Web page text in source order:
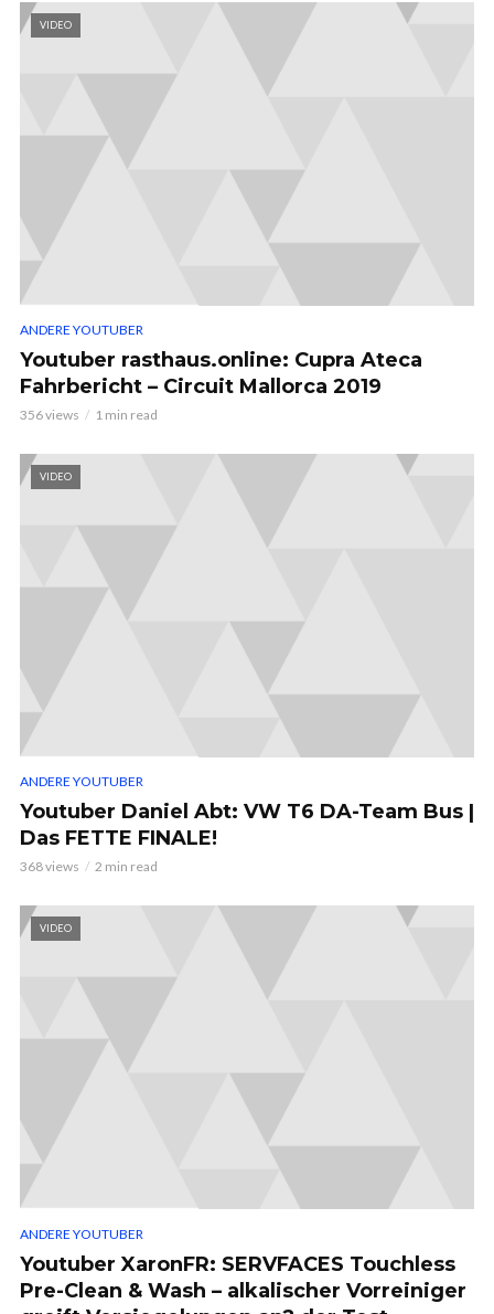
VIDEO
ANDERE YOUTUBER
Youtuber rasthaus.online: Cupra Ateca
Fahrbericht – Circuit Mallorca 2019
356 views 1 min read
VIDEO
ANDERE YOUTUBER
Youtuber Daniel Abt: VW T6 DA-Team Bus |
Das FETTE FINALE!
368 views 2 min read
VIDEO
ANDERE YOUTUBER
Youtuber XaronFR: SERVFACES Touchless
Pre-Clean & Wash – alkalischer Vorreiniger